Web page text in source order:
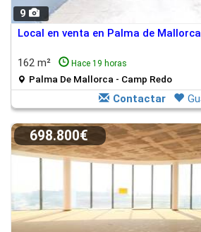
9
Local en venta en Palma de Mallorca
162 m² Hace 19 horas
Palma De Mallorca - Camp Redo
Contactar
698.800€